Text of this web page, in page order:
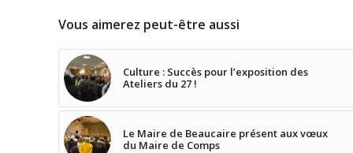
Vous aimerez peut-être aussi
Culture : Succès pour l’exposition des
Ateliers du 27 !
Le Maire de Beaucaire présent aux vœux
du Maire de Comps